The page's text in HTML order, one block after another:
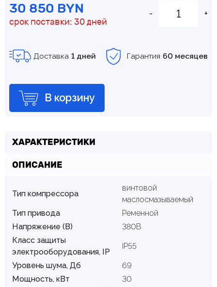
30 850 BYN
срок поставки: 30 дней
- +
Доставка 1 дней Гарантия 60 месяцев
В корзину
ХАРАКТЕРИСТИКИ
ОПИСАНИЕ
Тип компрессора
винтовой
маслосмазываемый
Тип привода
Ременной
Напряжение (В)
380В
Класс защиты
электрооборудования, IP
IP55
Уровень шума, Дб
69
Мощность, кВт
30